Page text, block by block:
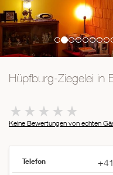
Italienisch
Französisch
Traditionell
Mexikanisch
Hüpfburg-Ziegelei in
Keine Bewertungen von echten
Telefon